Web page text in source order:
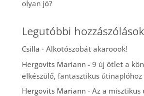
olyan jó?
Legutóbbi hozzászólások
Csilla - Alkotószobát akaroook!
Hergovits Mariann- 9 új ötlet a
elkészülő, fantasztikus útinaplóhoz
Hergovits Mariann- Az a misztikus